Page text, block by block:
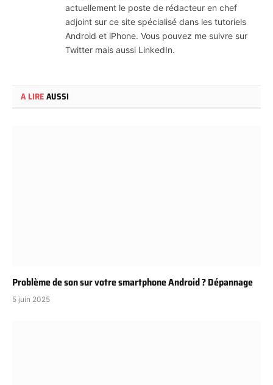
actuellement le poste de rédacteur en chef
adjoint sur ce site spécialisé dans les tutoriels
Android et iPhone. Vous pouvez me suivre sur
Twitter mais aussi LinkedIn.
A LIREAUSSI
Problème de son sur votre smartphone Android ? Dépannage
5 juin 2025